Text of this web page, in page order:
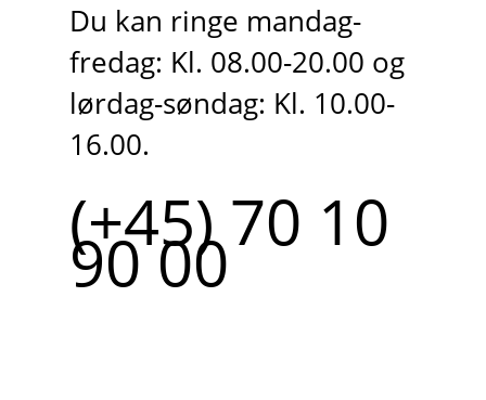
Du kan ringe mandag-
fredag: Kl. 08.00-20.00 og
lørdag-søndag: Kl. 10.00-
16.00.
(+45) 70 10
90 00